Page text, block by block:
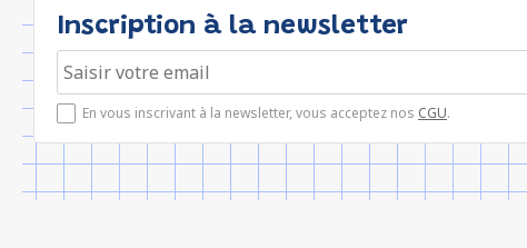
Inscription à la newsletter
En vous inscrivant à la newsletter, vous acceptez nos CGU.